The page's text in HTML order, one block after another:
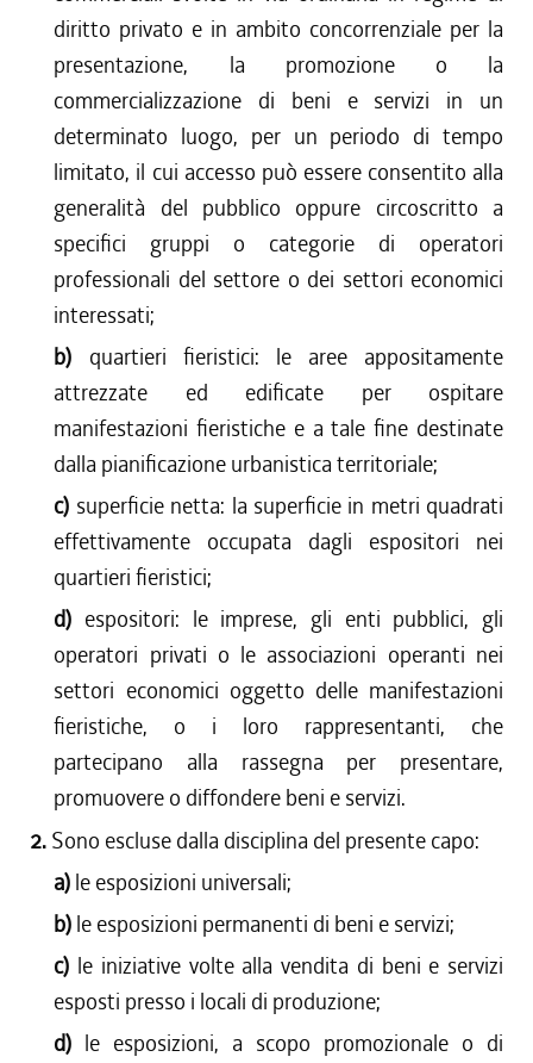
diritto privato e in ambito concorrenziale per la
presentazione, la promozione o la
commercializzazione di beni e servizi in un
determinato luogo, per un periodo di tempo
limitato, il cui accesso può essere consentito alla
generalità del pubblico oppure circoscritto a
specifici gruppi o categorie di operatori
professionali del settore o dei settori economici
interessati;
b) quartieri fieristici: le aree appositamente
attrezzate ed edificate per ospitare
manifestazioni fieristiche e a tale fine destinate
dalla pianificazione urbanistica territoriale;
c) superficie netta: la superficie in metri quadrati
effettivamente occupata dagli espositori nei
quartieri fieristici;
d) espositori: le imprese, gli enti pubblici, gli
operatori privati o le associazioni operanti nei
settori economici oggetto delle manifestazioni
fieristiche, o i loro rappresentanti, che
partecipano alla rassegna per presentare,
promuovere o diffondere beni e servizi.
2. Sono escluse dalla disciplina del presente capo:
a) le esposizioni universali;
b) le esposizioni permanenti di beni e servizi;
c) le iniziative volte alla vendita di beni e servizi
esposti presso i locali di produzione;
d) le esposizioni, a scopo promozionale o di